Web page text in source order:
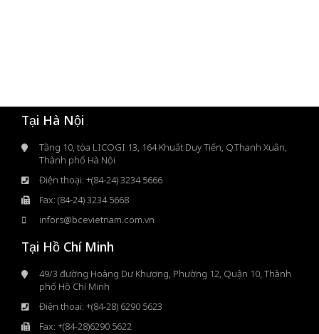
Tại Hà Nội
Tầng 10, tòa LICOGI 13, 164 Khuất Duy Tiến, Q.Thanh Xuân,
Thành phố Hà Nội
Điện thoại: +(84-24) 3234 5666
Fax: (84-24) 3234 5668
infors@bcevietnam.com.vn
Tại Hồ Chí Minh
49/3 đường Hoàng Dư Khương, Phường 12, Quận 10, Thành
phố Hồ Chí Minh
Điện thoại: +(84-28) 6290 5623
Fax: +(84-28)6290 5622